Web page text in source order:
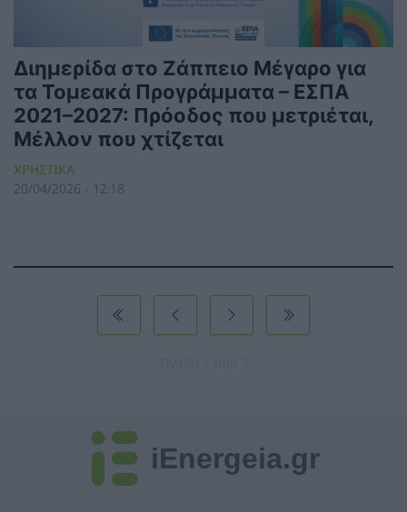
Διημερίδα στο Ζάππειο Μέγαρο για
τα Τομεακά Προγράμματα – ΕΣΠΑ
2021–2027: Πρόοδος που μετριέται,
Μέλλον που χτίζεται
ΧΡΗΣΤΙΚΑ
20/04/2026 - 12:18
iEnergeia.gr